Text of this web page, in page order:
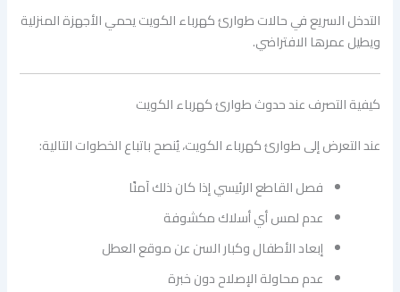
التدخل السريع في حالات طوارئ كهرباء الكويت يحمي الأجهزة المنزلية
ويطيل عمرها الافتراضي.
كيفية التصرف عند حدوث طوارئ كهرباء الكويت
عند التعرض إلى طوارئ كهرباء الكويت، يُنصح باتباع الخطوات التالية:
فصل القاطع الرئيسي إذا كان ذلك آمنًا
عدم لمس أي أسلاك مكشوفة
إبعاد الأطفال وكبار السن عن موقع العطل
عدم محاولة الإصلاح دون خبرة